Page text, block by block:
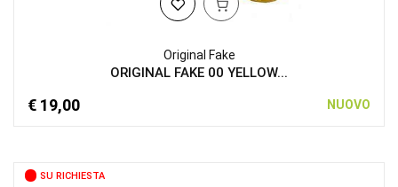
Original Fake
ORIGINAL FAKE 00 YELLOW...
€ 19,00 NUOVO
SU RICHIESTA